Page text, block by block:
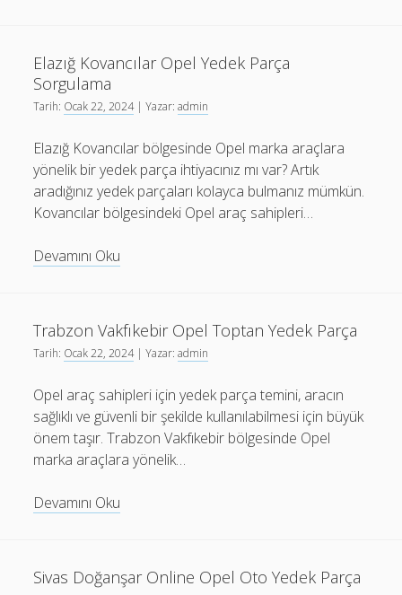
Yedek
Parça
Elazığ Kovancılar Opel Yedek Parça
Sorgulama
Tarih: Ocak 22, 2024| Yazar:admin
Elazığ Kovancılar bölgesinde Opel marka araçlara
yönelik bir yedek parça ihtiyacınız mı var? Artık
aradığınız yedek parçaları kolayca bulmanız mümkün.
Kovancılar bölgesindeki Opel araç sahipleri…
Devamını Oku
Yedek
Parça
Sorgulama
Trabzon Vakfıkebir Opel Toptan Yedek Parça
Tarih: Ocak 22, 2024| Yazar:admin
Opel araç sahipleri için yedek parça temini, aracın
sağlıklı ve güvenli bir şekilde kullanılabilmesi için büyük
önem taşır. Trabzon Vakfıkebir bölgesinde Opel
marka araçlara yönelik…
Devamını Oku
Yedek
Sivas Doğanşar Online Opel Oto Yedek Parça